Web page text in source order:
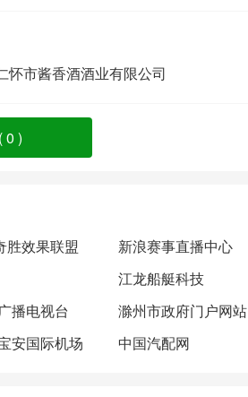
怀市酱香酒酒业有限公司
0 )
胜效果联盟
新浪赛事直播中心
江龙船艇科技
播电视台
滁州市政府门户网站
安国际机场 中国汽配网